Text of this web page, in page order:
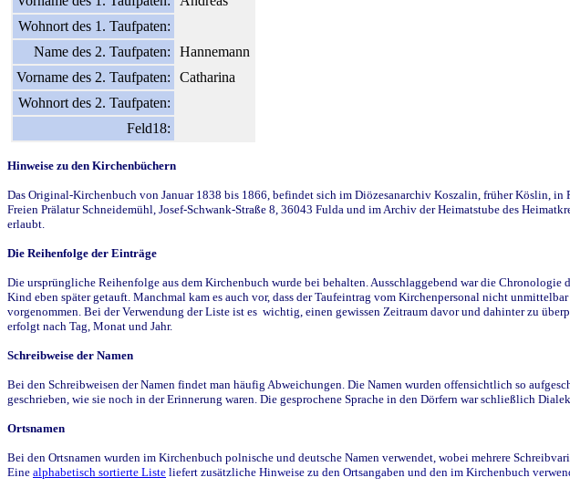
Wohnort des 1. Taufpaten:
Name des 2. Taufpaten:
Hannemann
Vorname des 2. Taufpaten:
Catharina
Wohnort des 2. Taufpaten:
Feld18:
Hinweise zu den Kirchenbüchern
Das Original-Kirchenbuch von Januar 1838 bis 1866, befindet sich im Diözesanarchiv Koszalin, früher Köslin,
Freien Prälatur Schneidemühl, Josef-Schwank-Straße 8, 36043 Fulda und im Archiv der Heimatstube des
erlaubt.
Die Reihenfolge der Einträge
Die ursprüngliche Reihenfolge aus dem Kirchenbuch wurde bei behalten. Ausschlaggebend war die
Kind eben später getauft. Manchmal kam es auch vor, dass der Taufeintrag vom Kirchenpersonal nicht
vorgenommen. Bei der Verwendung der Liste ist es wichtig, einen gewissen Zeitraum davor und dahinter zu
erfolgt nach Tag, Monat und Jahr.
Schreibweise der Namen
Bei den Schreibweisen der Namen findet man häufig Abweichungen. Die Namen wurden offensichtlich so
geschrieben, wie sie noch in der Erinnerung waren. Die gesprochene Sprache in den Dörfern war schließlich
Ortsnamen
Bei den Ortsnamen wurden im Kirchenbuch polnische und deutsche Namen verwendet, wobei mehrere
Eine alphabetisch sortierte Liste liefert zusätzliche Hinweise zu den Ortsangaben und den im Kirchenbuch